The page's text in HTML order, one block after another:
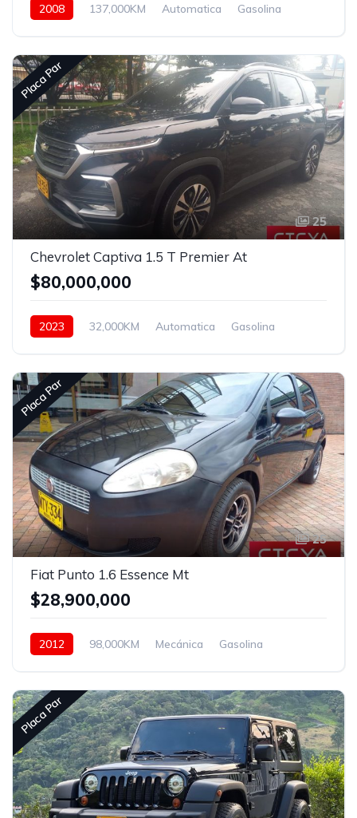
2008 137,000KM Automatica
Gasolina
Placa Par
25
Chevrolet Captiva 1.5 T Premier At
$80,000,000
2023 32,000KM Automatica
Gasolina
Placa Par
25
Fiat Punto 1.6 Essence Mt
$28,900,000
2012 98,000KM Mecánica
Gasolina
Placa Par